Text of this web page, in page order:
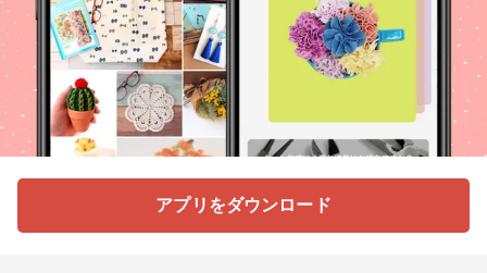
アプリをダウンロード